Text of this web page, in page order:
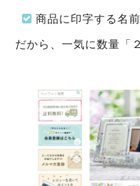
商品に印字する名
だから、一気に数量「